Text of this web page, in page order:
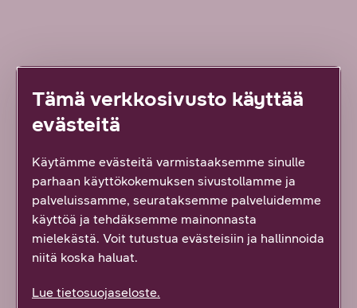
Voinko pitää nykyisen puhelinnumeroni, jos
Pitääkö minun itse irtisanoa vanha
liittymäni?
Kuinka kauan numeronsiirto toiselta
operaattorilta vie aikaa?
Millainen kuuluvuus DNA:n liittymillä on?
Tämä verkkosivusto käyttää
evästeitä
Käytämme evästeitä varmistaaksemme sinulle
parhaan käyttökokemuksen sivustollamme ja
palveluissamme, seurataksemme palveluidemme
käyttöä ja tehdäksemme mainonnasta
mielekästä. Voit tutustua evästeisiin ja hallinnoida
niitä koska haluat.
Lue tietosuojaseloste.